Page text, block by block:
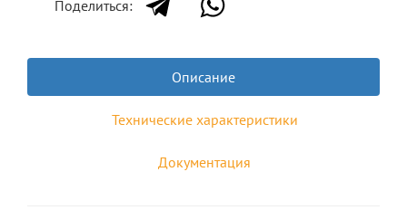
Поделиться:
Описание
Технические характеристики
Документация